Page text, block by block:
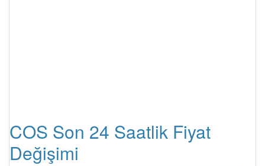
COS Son 24 Saatlik Fiyat
Değişimi